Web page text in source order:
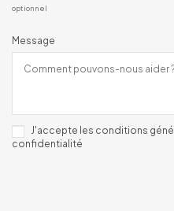
optionnel
Message
J'accepte les conditions
confidentialité